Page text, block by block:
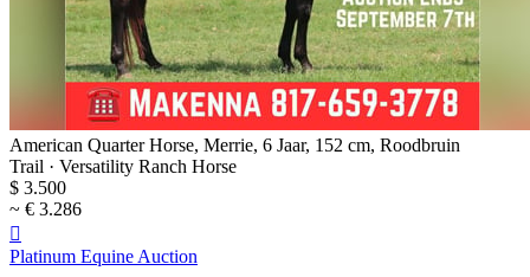
American Quarter Horse, Merrie, 6 Jaar, 152 cm, Roodbruin
Trail · Versatility Ranch Horse
$ 3.500
~ € 3.286

Platinum Equine Auction